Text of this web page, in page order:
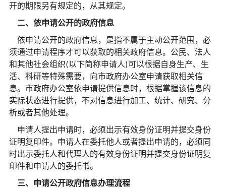
开的期限另有规定的，从其规定。
二、依申请公开的政府信息
依申请公开的政府信息，是指不属于主动公开范围，必
须通过申请程序才可以获取的相关政府信息。公民、法人
和其他社会组织(以下简称申请人)可以根据自身生产、生
活、科研等特殊需要，向市政府办公室申请获取相关信
息。市政府办公室依申请提供信息时，根据掌握该信息的
实际状态进行提供，不对信息进行加工、统计、研究、分
析或者其他处理。
申请人提出申请时，必须出示有效身份证明并提交身份
证明复印件。申请人在委托他人或者提出申请的，必须同
时出示委托人和代理人的有效身份证明并提交身份证明复
印件和申请人的委托书。
三、申请公开政府信息办理流程